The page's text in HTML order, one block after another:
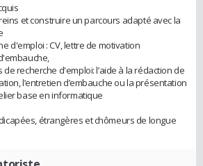
et construire un parcours adapté avec la
d'emploi : CV, lettre de motivation
recherche d'emploi: l’aide à la rédaction de
l’entretien d’embauche ou la présentation
base en informatique
étrangères et chômeurs de longue